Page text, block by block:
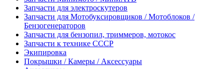
Запчасти для электроскутеров
Запчасти для Мотобуксировщиков / Мотоблоков /
Бензогенераторов
Запчасти для бензопил, триммеров, мотокос
Запчасти к технике СССР
Экипировка
Покрышки / Камеры / Аксессуары